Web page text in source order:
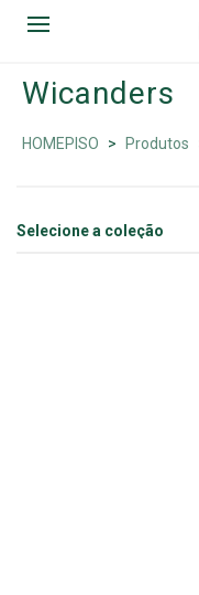
Wicanders
HOMEPISO > Produtos